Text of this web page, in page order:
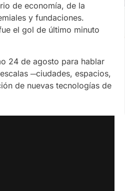
de economía, de la
y fundaciones.
el gol de último minuto
24 de agosto para hablar
─ciudades, espacios,
de nuevas tecnologías de